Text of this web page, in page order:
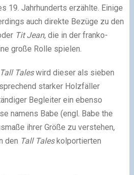
19. Jahrhunderts erzählte. Einige
auch direkte Bezüge zu den
Tit Jean, die in der franko-
große Rolle spielen.
Tall Taleswird dieser als sieben
starker Holzfäller
Begleiter ein ebenso
namens Babe (engl. Babe the
ihrer Größe zu verstehen,
den Tall Taleskolportierten